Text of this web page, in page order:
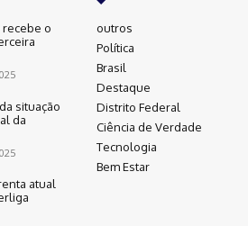
recebe o
situação
da
atual
outros
Política
Brasil
Destaque
Distrito Federal
Ciência de Verdade
Tecnologia
Bem Estar